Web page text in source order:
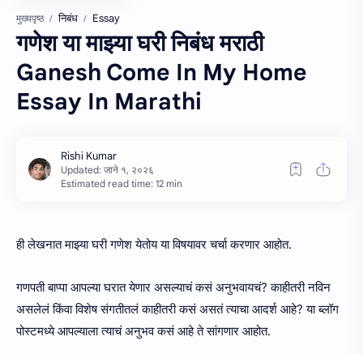
मुख्यपृष्ठ निबंध Essay
गणेश या माझ्या घरी निबंध मराठी
Ganesh Come In My Home
Essay In Marathi
Estimated read time: 12 min
ही लेखनात माझ्या घरी गणेश येतोय या विषयावर चर्चा करणार आहोत.
गणपती बाप्पा आपल्या घरात येणार असल्याचं कसं अनुभवायचं? काहीतरी नविन
असलेलं किंवा विशेष संगतीतलं काहीतरी कसं असतं त्याचा आदर्श आहे? या ब्लॉग
पोस्टमध्ये आपल्याला त्याचं अनुभव कसं आहे ते सांगणार आहोत.